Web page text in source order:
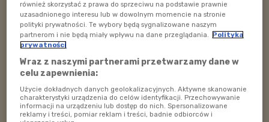
ubrania, prowiantu, planowania trasy i odpoczynku.
Dowiedzą się, jak czytać oznaczenia szlaków i
korzystać z turystycznej infrastruktury, sprawdzać
pogodę i unikać zagrożeń. "Poradnik młodych
górzystów" to kompletny niezbędnik, który warto
przeczytać przed każdą wyprawą.
Co zabrać na górską wędrówkę? Najlepiej wiedzą
również skorzystać z prawa do sprzeciwu na podstawie prawnie
uzasadnionego interesu lub w dowolnym momencie na stronie
polityki prywatności. Te wybory będą sygnalizowane naszym
partnerom i nie będą miały wpływu na dane przeglądania.
Polityka
prywatności
Wraz z naszymi partnerami przetwarzamy dane w
celu zapewnienia:
Użycie dokładnych danych geolokalizacyjnych. Aktywne skanowanie
charakterystyki urządzenia do celów identyfikacji. Przechowywanie
informacji na urządzeniu lub dostęp do nich. Spersonalizowane
reklamy i treści, pomiar reklam i treści, badnie odbiorców i